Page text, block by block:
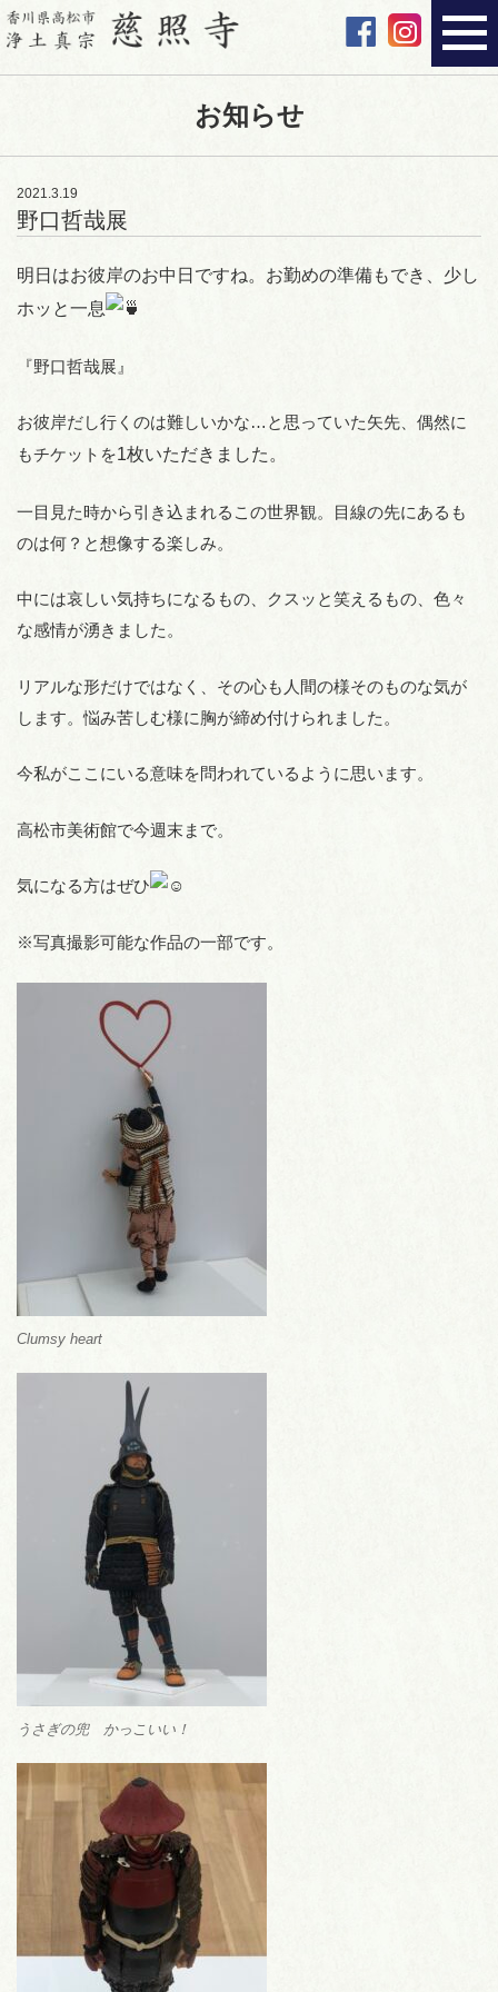
お知らせ
2021.3.19
野口哲哉展
明日はお彼岸のお中日ですね。 お勤めの準備もでき、少し
ホッと一息
『野口哲哉展』
お彼岸だし行くのは難しいかな…と思っていた矢先、偶然に
もチケットを1枚いただきました。
一目見た時から引き込まれるこの世界観。目線の先にあるも
のは何？と想像する楽しみ。
中には哀しい気持ちになるもの、クスッと笑えるもの、色々
な感情が湧きました。
リアルな形だけではなく、その心も人間の様そのものな気が
します。悩み苦しむ様に胸が締め付けられました。
今私がここにいる意味を問われているように思います。
高松市美術館で今週末まで。
気になる方はぜひ
※写真撮影可能な作品の一部です。
Clumsy heart
うさぎの兜 かっこいい！